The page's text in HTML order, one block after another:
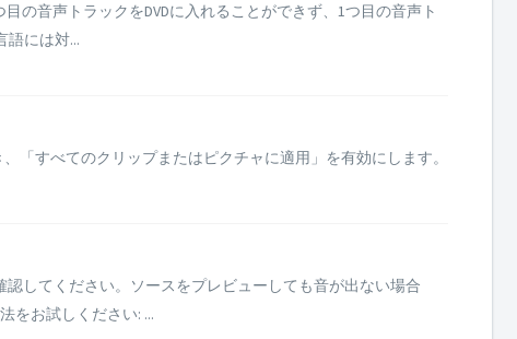
の音声トラックをDVDに入れることができず、1つ目の音声ト
語には対...
「すべてのクリップまたはピクチャに適用」を有効にします。
してください。ソースをプレビューしても音が出ない場合
をお試しください: ...